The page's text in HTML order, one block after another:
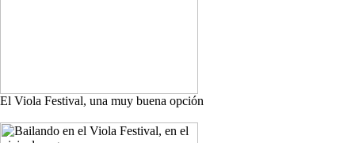
El Viola Festival, una muy buena opción